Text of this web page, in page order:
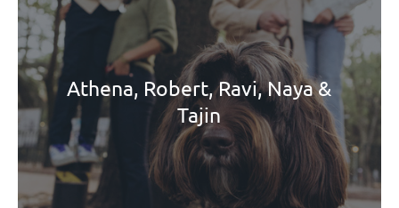
Athena, Robert, Ravi, Naya &
Tajin